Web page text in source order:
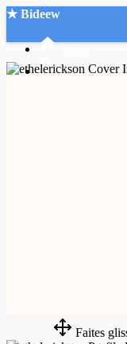
★ Bideew
Faites